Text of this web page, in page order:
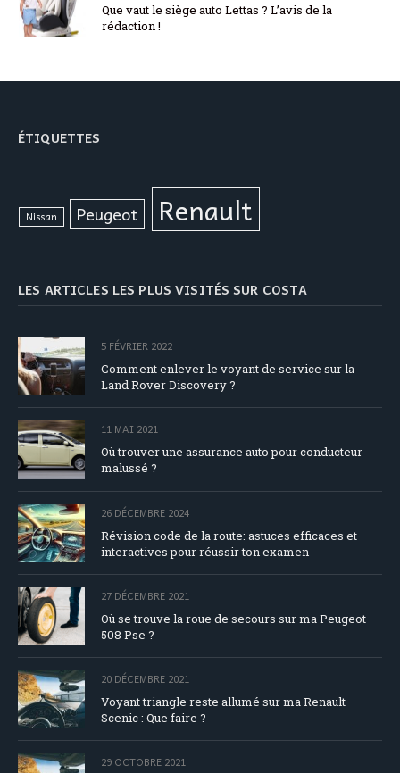
Que vaut le siège auto Lettas ? L’avis de la
rédaction !
ÉTIQUETTES
Nissan Peugeot Renault
LES ARTICLES LES PLUS VISITÉS SUR COSTA
5 FÉVRIER 2022
Comment enlever le voyant de service sur la
Land Rover Discovery ?
11 MAI 2021
Où trouver une assurance auto pour conducteur
malussé ?
26 DÉCEMBRE 2024
Révision code de la route: astuces efficaces et
interactives pour réussir ton examen
27 DÉCEMBRE 2021
Où se trouve la roue de secours sur ma Peugeot
508 Pse ?
20 DÉCEMBRE 2021
Voyant triangle reste allumé sur ma Renault
Scenic : Que faire ?
29 OCTOBRE 2021